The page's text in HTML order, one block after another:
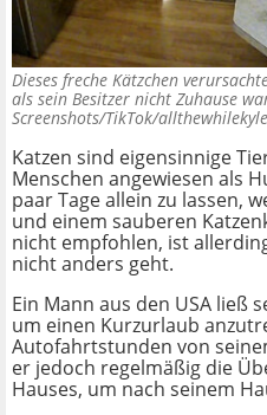
Dieses freche Kätzchen
als sein Besitzer nicht Zuhause
Screenshots/TikTok/
Katzen sind eigensinnige
Menschen angewiesen als
paar Tage allein zu lassen,
und einem sauberen
nicht empfohlen, ist
nicht anders geht.
Ein Mann aus den USA ließ
um einen Kurzurlaub
Autofahrtstunden von
er jedoch regelmäßig die
Hauses, um nach seinem